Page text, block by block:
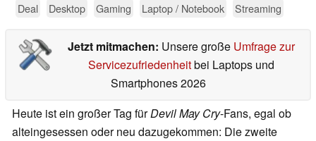
Deal Desktop Gaming Laptop / Notebook Streaming
Jetzt mitmachen: Unsere große Umfrage zur
Servicezufriedenheitbei Laptops und
Smartphones 2026
Heute ist ein großer Tag fürDevil May Cry-Fans, egal ob
alteingesessen oder neu dazugekommen: Die zweite